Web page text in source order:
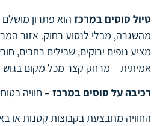
טיול סוסים במרכז הוא פתרון
מהשגרה, מבלי לנסוע רחוק. אזור
מציע נופים ירוקים, שבילים רחבים,
אמיתית – מרחק קצר מכל מקום בגוש
רכיבה על סוסים במרכז – חוויה
החוויה מתבצעת בקבוצות קטנות או